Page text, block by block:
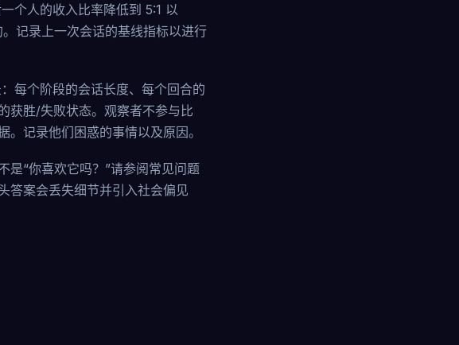
个人的收入比率降低到 5:1 以
记录上一次会话的基线指标以进行
每个阶段的会话长度、每个回合的
获胜/失败状态。观察者不参与比
记录他们困惑的事情以及原因。
是“你喜欢它吗？”请参阅常见问题
案会丢失细节并引入社会偏见